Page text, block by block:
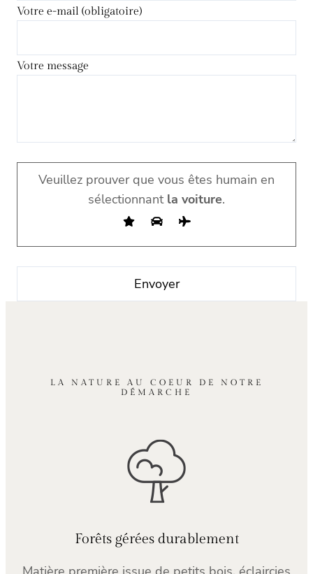
Votre e-mail (obligatoire)
Votre message
Veuillez prouver que vous êtes humain en
sélectionnantla voiture.
LA NATURE AU COEUR DE NOTRE
DÉMARCHE
Forêts gérées durablement